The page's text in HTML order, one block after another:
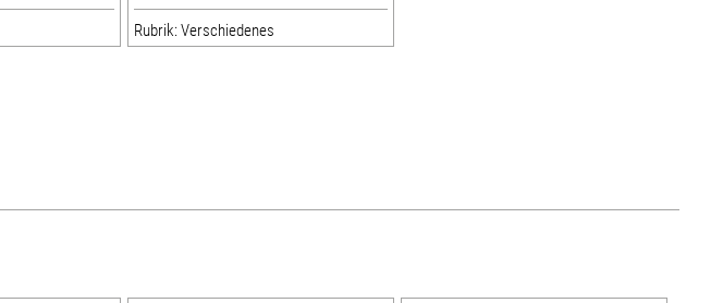
Rubrik: Verschiedenes